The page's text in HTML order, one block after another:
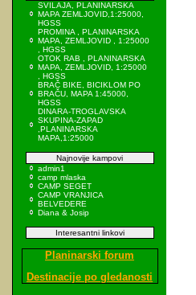
SVILAJA, PLANINARSKA
MAPA ZEMLJOVID,1:25000,
HGSS
PROMINA , PLANINARSKA
MAPA, ZEMLJOVID , 1:25000
, HGSS
OTOK RAB , PLANINARSKA
MAPA, ZEMLJOVID, 1:25000
, HGSS
BRAČ BIKE, BICIKLOM PO
BRAČU, MAPA 1:45000,
HGSS
DINARA-TROGLAVSKA
SKUPINA-ZAPAD
,PLANINARSKA
MAPA,1:25000
Najnovije kampovi
admin1
camp mlaska
CAMP SEGET
CAMP VRANJICA
BELVEDERE
Diana & Josip
Interesantni linkovi
Planinarski forum
Destinacije po gledanosti